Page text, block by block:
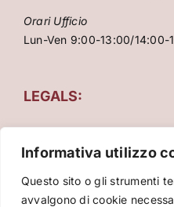
Informativa utilizzo
Questo sito o gli strumenti
avvalgono di cookie
Orari Ufficio
Lun-Ven 9:00-13:00/14:00-
LEGALS:
Condizioni Generali